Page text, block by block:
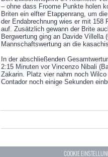
– ohne dass Froome Punkte holen
Briten ein elfter Etappenrang, um
der Endabrechnung wies er mit 158
auf. Zusätzlich gewann der Brite
Bergwertung ging an Davide Villella
Mannschaftswertung an die
In der abschließenden
2:15 Minuten vor Vincenzo Nibali
Zakarin. Platz vier nahm noch
Contador noch einige Sekunden
COOKIE